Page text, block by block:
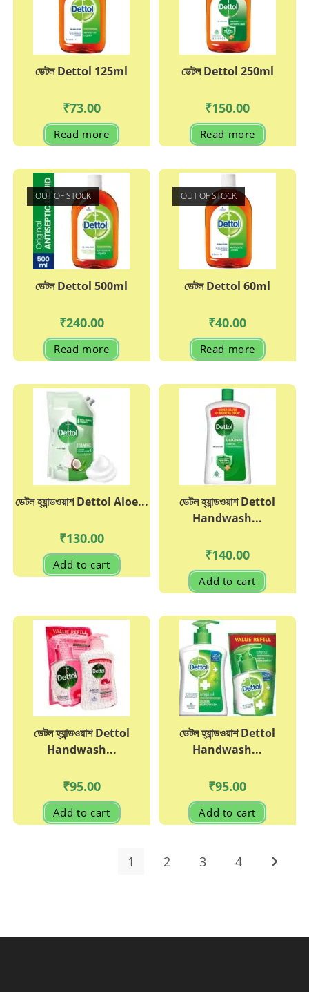
ডেটল Dettol 125ml
₹73.00
Read more
ডেটল Dettol 250ml
₹150.00
Read more
OUT OF STOCK
ডেটল Dettol 500ml
₹240.00
Read more
OUT OF STOCK
ডেটল Dettol 60ml
₹40.00
Read more
ডেটল হ্যান্ডওয়াশ Dettol Aloe...
₹130.00
Add to cart
ডেটল হ্যান্ডওয়াশ Dettol
Handwash...
₹140.00
Add to cart
ডেটল হ্যান্ডওয়াশ Dettol
Handwash...
₹95.00
Add to cart
ডেটল হ্যান্ডওয়াশ Dettol
Handwash...
₹95.00
Add to cart
1 2 3 4